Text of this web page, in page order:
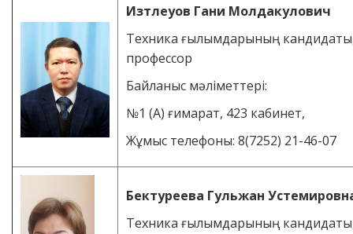
Изтлеуов Гани Молдакулович
Техника ғылымдарының
профессор
Байланыс мәліметтері:
№1 (А) ғимарат, 423 кабинет,
Жұмыс телефоны: 8(7252) 21-46-07
Бектуреева Гульжан
Техника ғылымдарының